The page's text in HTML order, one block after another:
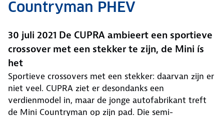
Countryman PHEV
30 juli 2021 De CUPRA ambieert een sportieve
crossover met een stekker te zijn, de Mini ís
het
Sportieve crossovers met een stekker: daarvan zijn er
niet veel. CUPRA ziet er desondanks een
verdienmodel in, maar de jonge autofabrikant treft
de Mini Countryman op zijn pad. Die semi-